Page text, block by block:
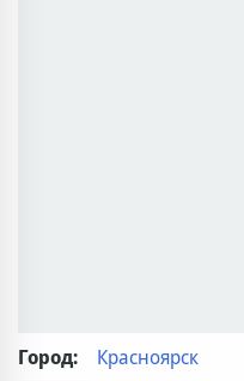
Город: Красноярск